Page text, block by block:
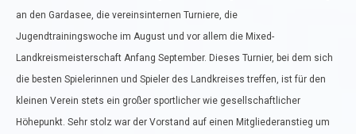
an den Gardasee, die vereinsinternen Turniere, die
Jugendtrainingswoche im August und vor allem die Mixed-
Landkreismeisterschaft Anfang September. Dieses Turnier, bei dem sich
die besten Spielerinnen und Spieler des Landkreises treffen, ist für den
kleinen Verein stets ein großer sportlicher wie gesellschaftlicher
Höhepunkt. Sehr stolz war der Vorstand auf einen Mitgliederanstieg um